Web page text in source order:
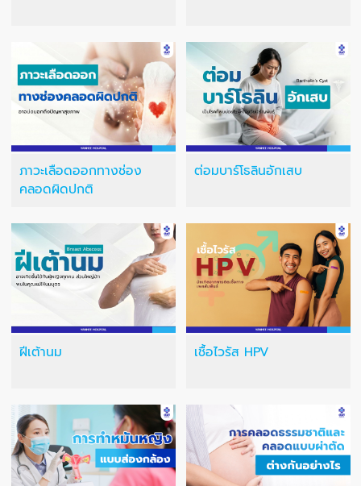
ภาวะเลือดออกทางช่อง
คลอดผิดปกติ
ต่อมบาร์โธลินอักเสบ
ฝีเต้านม เชื้อไวรัส HPV